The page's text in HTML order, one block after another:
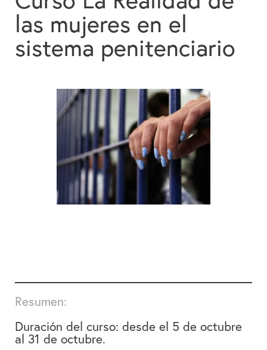
Contacto
Buscador
English
las mujeres en el
sistema penitenciario
Resumen:
Duración del curso: desde el 5 de octubre
al 31 de octubre.